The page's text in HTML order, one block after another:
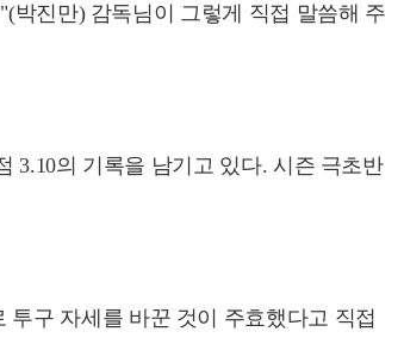
박진만) 감독님이 그렇게 직접 말씀해 주
3.10의 기록을 남기고 있다. 시즌 극초반
구 자세를 바꾼 것이 주효했다고 직접